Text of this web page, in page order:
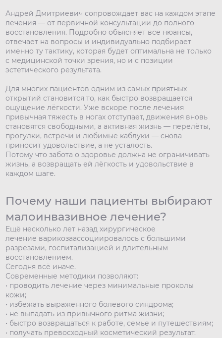
Андрей Дмитриевич сопровождает вас на каждом этапе
лечения — от первичной консультации до полного
восстановления. Подробно объясняет все нюансы,
отвечает на вопросы и индивидуально подбирает
именно ту тактику, которая будет оптимальна не только
с медицинской точки зрения, но и с позиции
эстетического результата.
Для многих пациентов одним из самых приятных
открытий становится то, как быстро возвращается
ощущение лёгкости. Уже вскоре после лечения
привычная тяжесть в ногах отступает, движения вновь
становятся свободными, а активная жизнь — перелёты,
прогулки, встречи и любимые каблуки — снова
приносит удовольствие, а не усталость.
Потому что забота о здоровье должна не ограничивать
жизнь, а возвращать ей лёгкость и удовольствие в
каждом шаге.
Почему наши пациенты выбирают
малоинвазивное лечение?
Ещё несколько лет назад хирургическое
лечение варикозаассоциировалось с большими
разрезами, госпитализацией и длительным
восстановлением.
Сегодня всё иначе.
Современные методики позволяют:
• проводить лечение через минимальные проколы
кожи;
• избежать выраженного болевого синдрома;
• не выпадать из привычного ритма жизни;
• быстро возвращаться к работе, семье и путешествиям;
• получать превосходный косметический результат.